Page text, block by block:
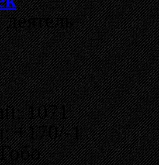
1071
+170/-1